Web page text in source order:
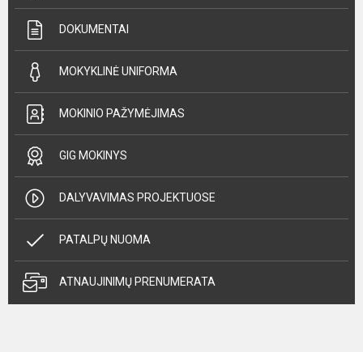
DOKUMENTAI
MOKYKLINĖ UNIFORMA
MOKINIO PAŽYMĖJIMAS
GIG MOKINYS
DALYVAVIMAS PROJEKTUOSE
PATALPŲ NUOMA
ATNAUJINIMŲ PRENUMERATA